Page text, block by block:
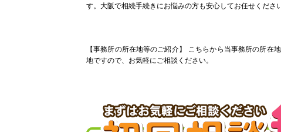
す。大阪で相続手続きにお悩みの方も安心してお任せください
【事務所の所在地等のご紹介】
こちらから当事務所の所在
地ですので、お気軽にご相談ください。